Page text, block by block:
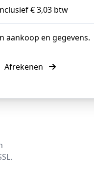
€ 3,03 btw
aankoop en gegevens.
Afrekenen